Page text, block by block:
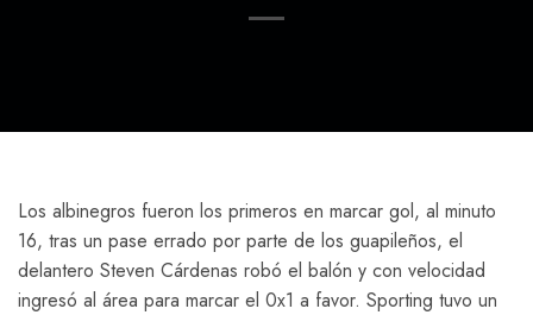
Los albinegros fueron los primeros en marcar gol, al minuto
16, tras un pase errado por parte de los guapileños, el
delantero Steven Cárdenas robó el balón y con velocidad
ingresó al área para marcar el 0x1 a favor. Sporting tuvo un